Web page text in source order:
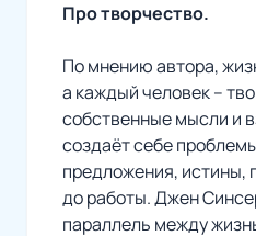
Про творчество.
По мнению автора,
а каждый человек –
собственные мысли и
создаёт себе
предложения, истины,
до работы. Джен
параллель между